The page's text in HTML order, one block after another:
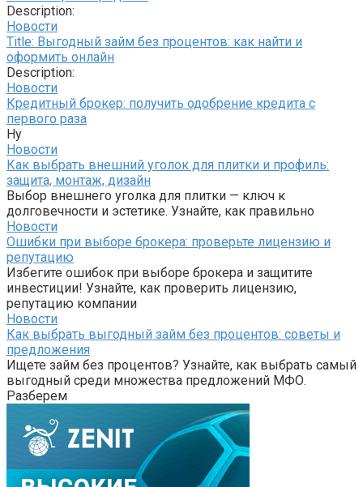
Description:
Новости
Title: Выгодный займ без процентов: как найти и
оформить онлайн
Description:
Новости
Кредитный брокер: получить одобрение кредита с
первого раза
Ну
Новости
Как выбрать внешний уголок для плитки и профиль:
защита, монтаж, дизайн
Выбор внешнего уголка для плитки — ключ к
долговечности и эстетике. Узнайте, как правильно
Новости
Ошибки при выборе брокера: проверьте лицензию и
репутацию
Избегите ошибок при выборе брокера и защитите
инвестиции! Узнайте, как проверить лицензию,
репутацию компании
Новости
Как выбрать выгодный займ без процентов: советы и
предложения
Ищете займ без процентов? Узнайте, как выбрать самый
выгодный среди множества предложений МФО.
Разберем